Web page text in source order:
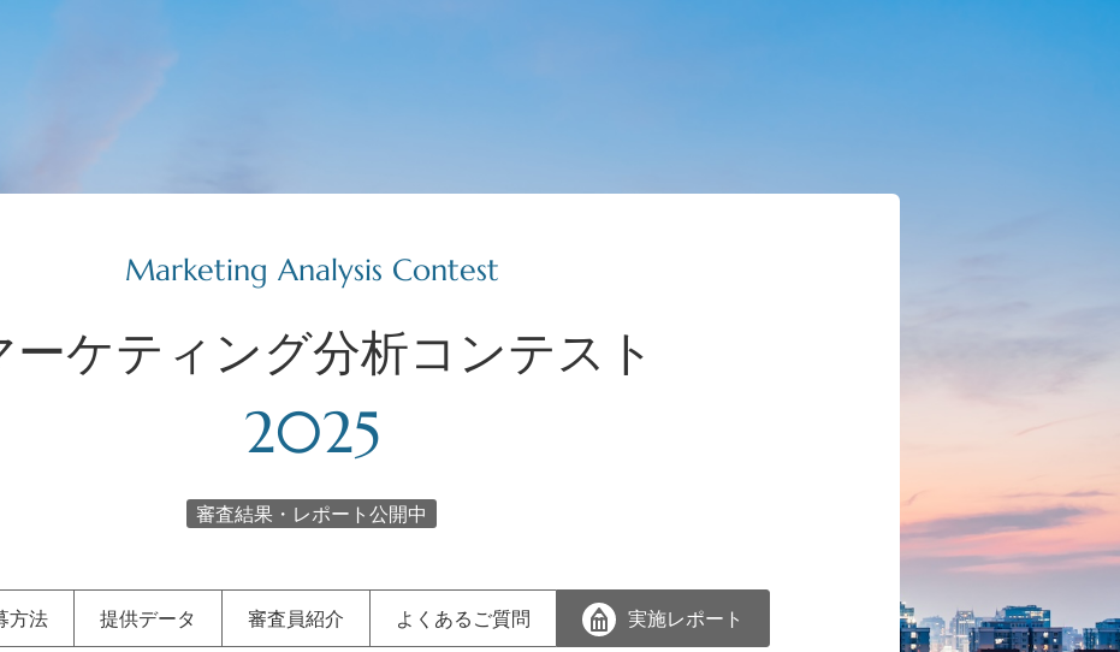
Marketing Analysis Contest
ーケティング分析コンテスト
2025
審査結果・レポート公開中
方法 提供データ 審査員紹介 よくあるご質問 実施レポート